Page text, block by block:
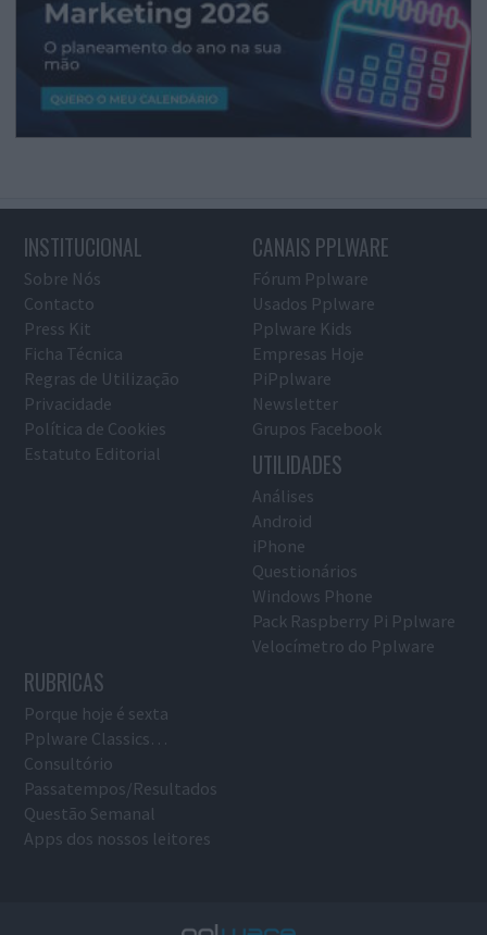
INSTITUCIONAL
Sobre Nós
Contacto
Press Kit
Ficha Técnica
Regras de Utilização
Privacidade
Política de Cookies
Estatuto Editorial
CANAIS PPLWARE
Fórum Pplware
Usados Pplware
Pplware Kids
Empresas Hoje
PiPplware
Newsletter
Grupos Facebook
UTILIDADES
Análises
Android
iPhone
Questionários
Windows Phone
Pack Raspberry Pi Pplware
Velocímetro do Pplware
RUBRICAS
Porque hoje é sexta
Pplware Classics…
Consultório
Passatempos/Resultados
Questão Semanal
Apps dos nossos leitores